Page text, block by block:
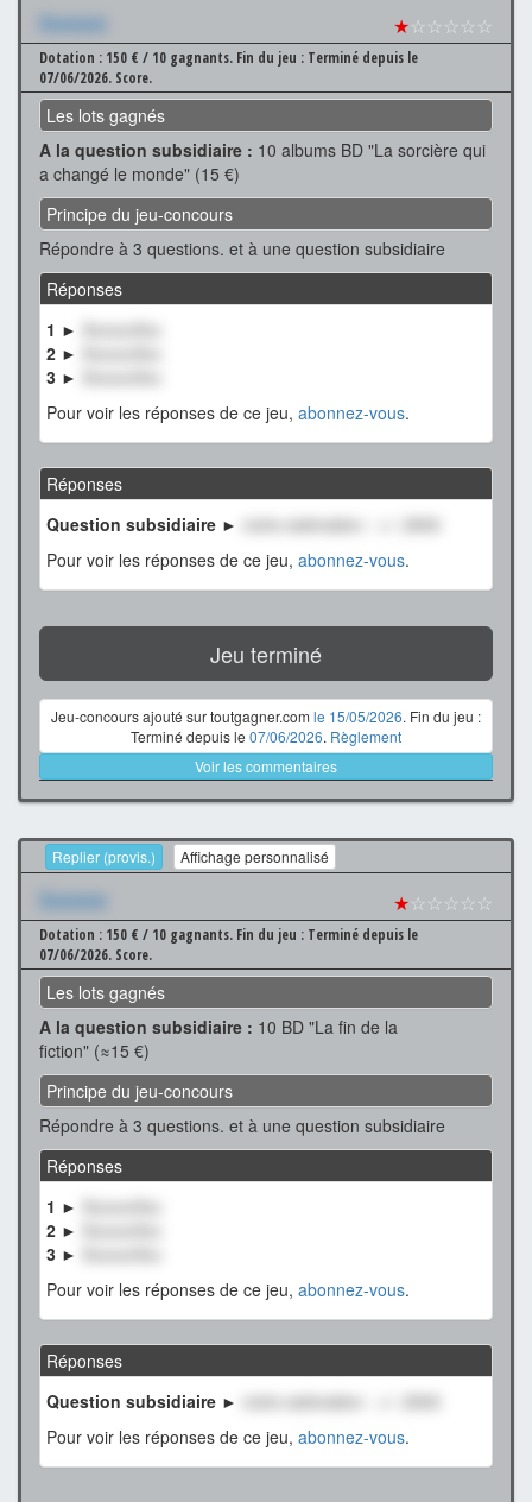
Xxxxxxx ★☆☆☆☆☆
Dotation : 150 € / 10 gagnants. Fin du jeu : Terminé depuis le
07/06/2026. Score.
Les lots gagnés
A la question subsidiaire : 10 albums BD "La sorcière qui
a changé le monde" (15 €)
Principe du jeu-concours
Répondre à 3 questions. et à une question subsidiaire
Réponses
1 ►
XxxxxxXxx
2 ►
3 ►
Pour voir les réponses de ce jeu, abonnez-vous.
Réponses
Question subsidiaire ►
notre estimation : +/- 2500
Pour voir les réponses de ce jeu, abonnez-vous.
Jeu terminé
Jeu-concours ajouté sur toutgagner.com le 15/05/2026. Fin du jeu :
Terminé depuis le 07/06/2026. Règlement
Voir les commentaires
Replier (provis.) Affichage personnalisé
Xxxxxxx ★☆☆☆☆☆
Dotation : 150 € / 10 gagnants. Fin du jeu : Terminé depuis le
07/06/2026. Score.
Les lots gagnés
A la question subsidiaire : 10 BD "La fin de la
fiction" (≈15 €)
Principe du jeu-concours
Répondre à 3 questions. et à une question subsidiaire
Réponses
1 ►
2 ►
3 ►
Pour voir les réponses de ce jeu, abonnez-vous.
Réponses
Question subsidiaire ►
notre estimation : +/- 2500
Pour voir les réponses de ce jeu, abonnez-vous.